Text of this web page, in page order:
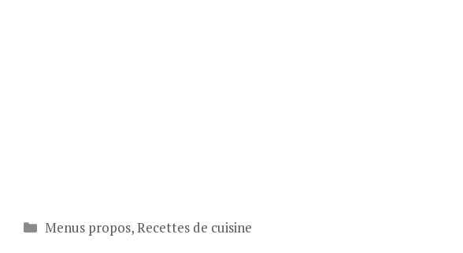
Catégories
Menus propos,Recettes de cuisine